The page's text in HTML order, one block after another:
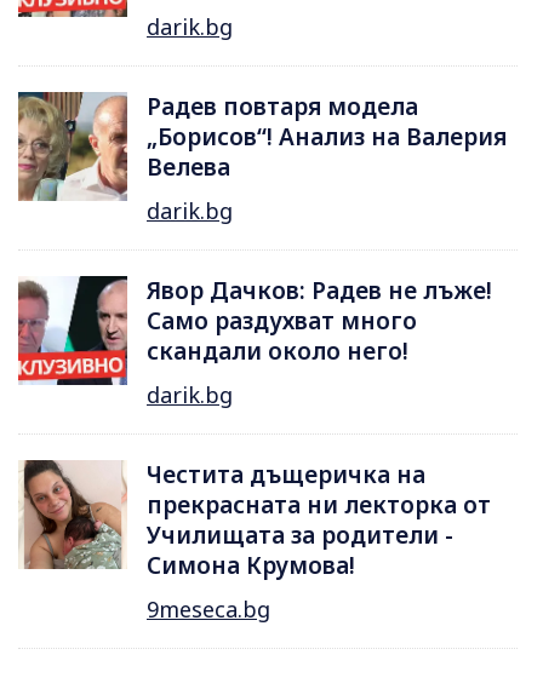
darik.bg
Радев повтаря модела
„Борисов“! Анализ на Валерия
Велева
darik.bg
Явор Дачков: Радев не лъже!
Само раздухват много
скандали около него!
darik.bg
Честита дъщеричка на
прекрасната ни лекторка от
Училищата за родители -
Симона Крумова!
9meseca.bg